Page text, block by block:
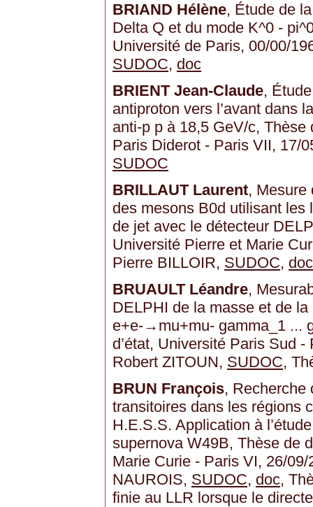
BRIAND Hélène, Étude de
Delta Q et du mode K^0 -
Université de Paris, 00/00/
SUDOC, doc
BRIENT Jean-Claude,
antiproton vers l’avant dans
anti-p p à 18,5 GeV/c,
Paris Diderot - Paris VII, 17/
SUDOC
BRILLAUT Laurent, Mesure
des mesons B0d utilisant les
de jet avec le détecteur
Université Pierre et Marie
Pierre BILLOIR, SUDOC, doc
BRUAULT Léandre,
DELPHI de la masse et de
e+e-→mu+mu- gamma_1 ...
d’état, Université Paris Sud
Robert ZITOUN, SUDOC,
BRUN François, Recherche
transitoires dans les régions
H.E.S.S. Application à
supernova W49B, Thèse de
Marie Curie - Paris VI, 26/
NAUROIS, SUDOC, doc,
finie au LLR lorsque le